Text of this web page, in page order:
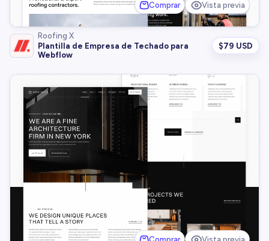
Comprar Vista previa
Roofing X
Plantilla de Empresa de Techado para
Webflow
$79 USD